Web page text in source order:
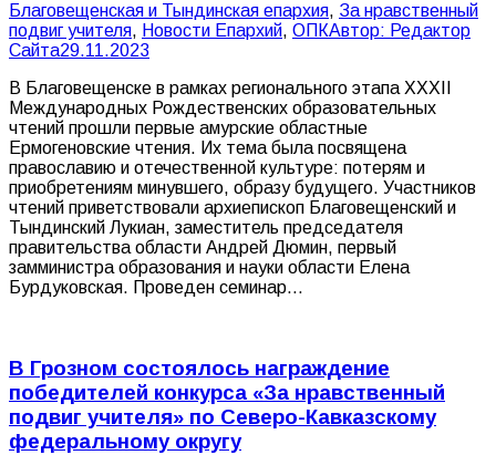
Благовещенская и Тындинская епархия, За нравственный
подвиг учителя, Новости Епархий, ОПКАвтор: Редактор
Сайта29.11.2023
В Благовещенске в рамках регионального этапа XXXII
Международных Рождественских образовательных
чтений прошли первые амурские областные
Ермогеновские чтения. Их тема была посвящена
православию и отечественной культуре: потерям и
приобретениям минувшего, образу будущего. Участников
чтений приветствовали архиепископ Благовещенский и
Тындинский Лукиан, заместитель председателя
правительства области Андрей Дюмин, первый
замминистра образования и науки области Елена
Бурдуковская. Проведен семинар…
В Грозном состоялось награждение
победителей конкурса «За нравственный
подвиг учителя» по Северо-Кавказскому
федеральному округу